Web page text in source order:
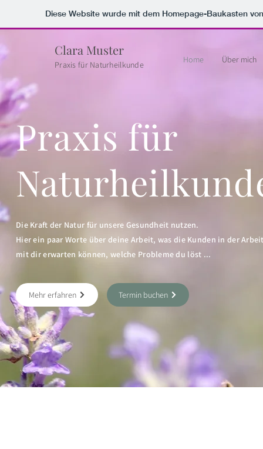
Diese Website wurde mit dem Homepage-Baukasten
Clara Muster
Praxis für Naturheilkunde Home Über mich
Praxis für
Die Kraft der Natur für unsere Gesundheit nutzen.
Hier ein paar Worte über deine Arbeit, was die Kunden in der
mit dir erwarten können, welche Probleme du löst ...
Mehr erfahren Termin buchen